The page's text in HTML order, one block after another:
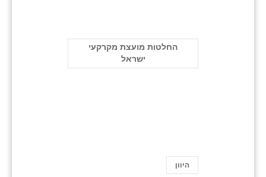
החלטות מועצת מקרקעי
ישראל
היוון